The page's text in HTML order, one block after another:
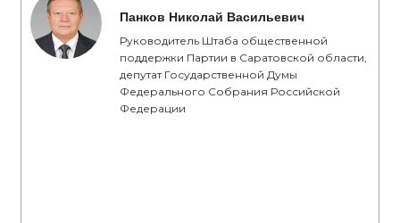
Панков Николай Васильевич
Руководитель Штаба общественной
поддержки Партии в Саратовской области,
депутат Государственной Думы
Федерального Собрания Российской
Федерации